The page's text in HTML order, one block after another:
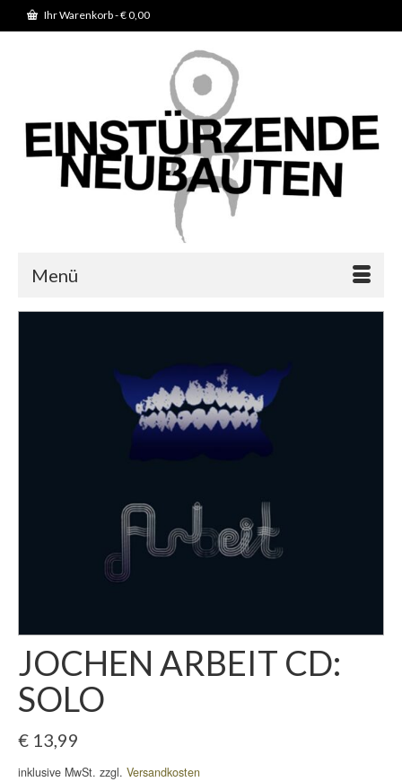
Ihr Warenkorb-€0,00
Menü
JOCHEN ARBEIT CD:
SOLO
€ 13,99
inklusive MwSt. zzgl. Versandkosten